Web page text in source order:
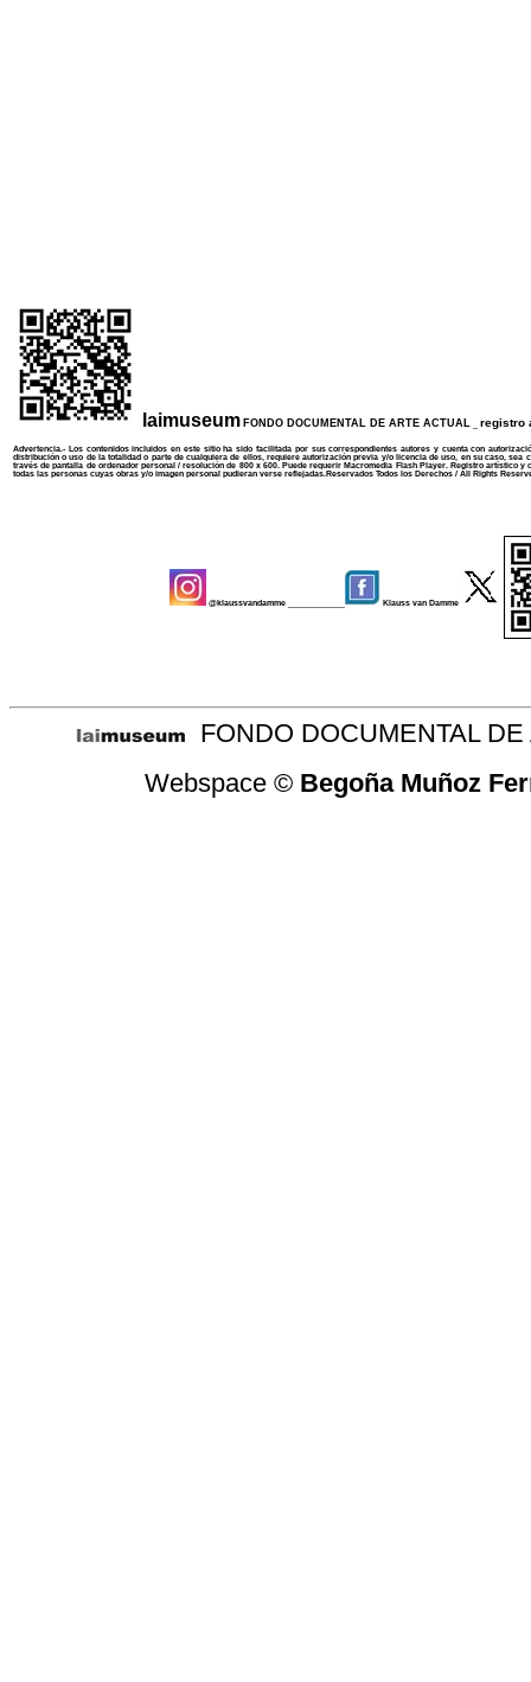
laimuseum FONDO DOCUMENTAL DE ARTE ACTUAL registro
Advertencia.- Los contenidos incluidos en este sitioha sido facilitada por sus correspondientes autores y cuenta con
distribución o uso de la totalidad o parte de cualquiera de ellos, requiere autorización previa y/o licencia de uso, en su caso,
través de pantalla de ordenador personal / resolución de 800 x 600. Puede requerir Macromedia Flash Player. Registro artístico y
todas las personas cuyas obras y/o imagen personal pudieran verse reflejadas. Reservados Todos los Derechos / All Rights
@klaussvandamme Klauss van Damme
FONDO DOCUMENTAL
Webspace © Begoña Muñoz